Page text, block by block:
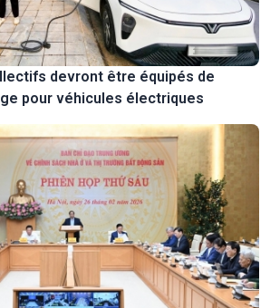
devront être équipés de
pour véhicules électriques